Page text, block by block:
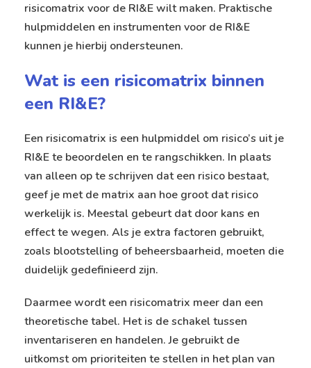
risicomatrix voor de RI&E wilt maken. Praktische
hulpmiddelen en instrumenten voor de RI&E
kunnen je hierbij ondersteunen.
Wat is een risicomatrix binnen
een RI&E?
Een risicomatrix is een hulpmiddel om risico’s uit je
RI&E te beoordelen en te rangschikken. In plaats
van alleen op te schrijven dat een risico bestaat,
geef je met de matrix aan hoe groot dat risico
werkelijk is. Meestal gebeurt dat door kans en
effect te wegen. Als je extra factoren gebruikt,
zoals blootstelling of beheersbaarheid, moeten die
duidelijk gedefinieerd zijn.
Daarmee wordt een risicomatrix meer dan een
theoretische tabel. Het is de schakel tussen
inventariseren en handelen. Je gebruikt de
uitkomst om prioriteiten te stellen in het plan van